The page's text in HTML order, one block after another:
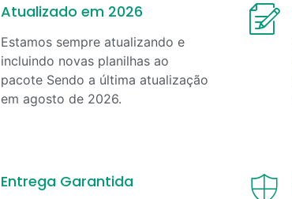
Atualizado em 2026
Estamos sempre atualizando e
incluindo novas planilhas ao
pacote Sendo a última atualização
em agosto de 2026.
Entrega Garantida